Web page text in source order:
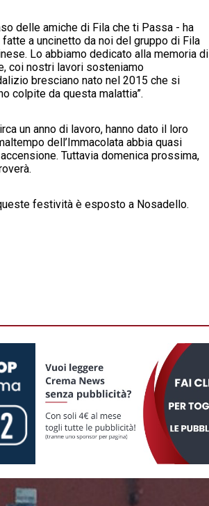
delle amiche di Fila che ti Passa - ha
a uncinetto da noi del gruppo di Fila
Lo abbiamo dedicato alla memoria di
coi nostri lavori sosteniamo
bresciano nato nel 2015 che si
colpite da questa malattia”.
un anno di lavoro, hanno dato il loro
dell’Immacolata abbia quasi
Tuttavia domenica prossima,
festività è esposto a Nosadello.